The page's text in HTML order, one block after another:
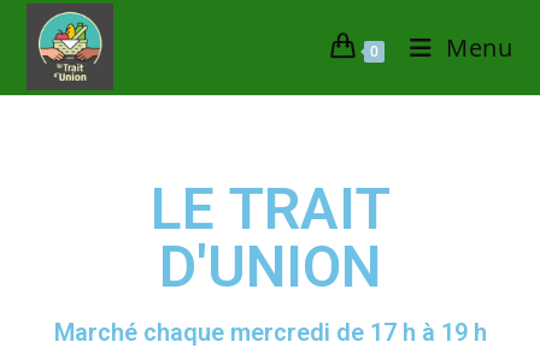
0 Menu
LE TRAIT
D'UNION
Marché chaque mercredi de 17 h à 19 h